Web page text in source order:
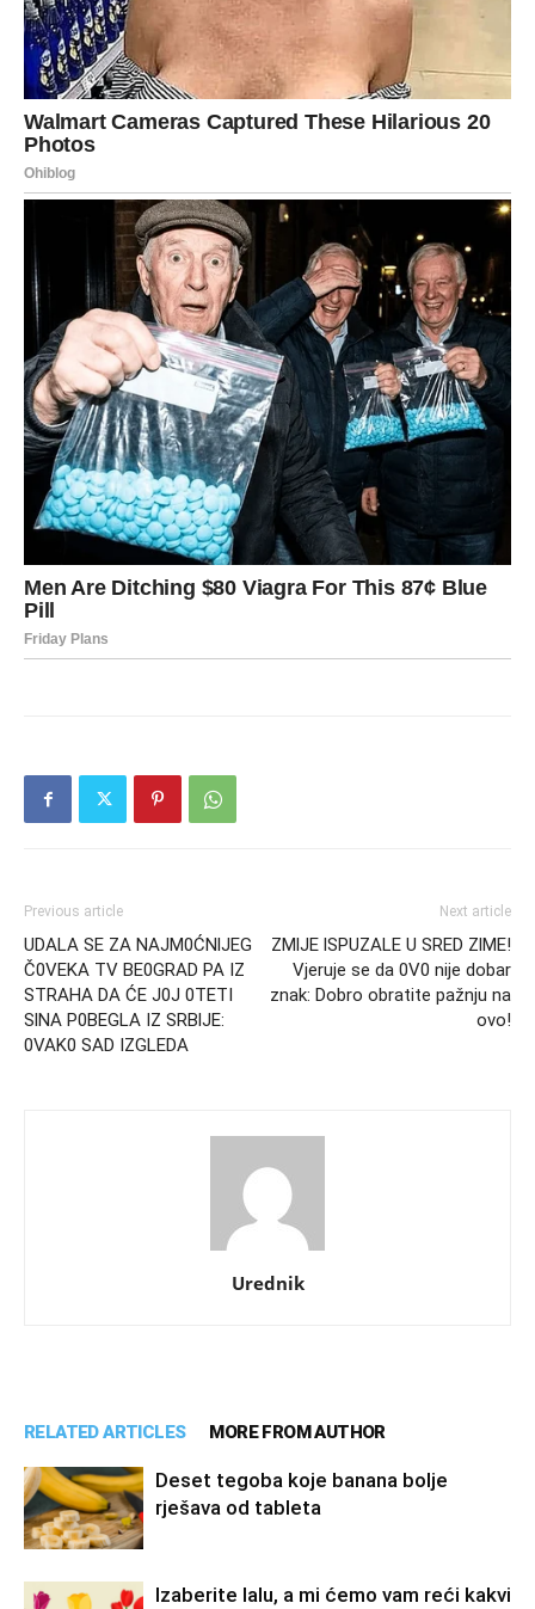
Previous article
UDALA SE ZA NAJM0ĆNlJEG
Č0VEKA TV BE0GRAD PA IZ
STRAHA DA ĆE J0J 0TETI
SlNA P0BEGLA IZ SRBlJE:
0VAK0 SAD IZGLEDA
Next article
ZMlJE lSPUZALE U SRED ZlME!
Vjeruje se da 0V0 nije dobar
znak: Dobro obratite pažnju na
ovo!
Urednik
RELATED ARTICLES MORE FROM AUTHOR
Deset tegoba koje banana bolje
rješava od tableta
Izaberite lalu, a mi ćemo vam reći kakvi